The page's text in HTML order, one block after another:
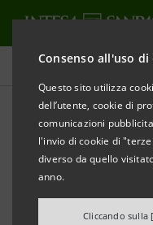
Consenso all'uso di
Questo sito utilizza
dell’utente, cookie di
comunicazioni
l'invio di cookie di
diverso da quello
anno.
Cliccando sulla
Comunicati stampa
STAMPA AGGIORNA
L’accordo
Spazio espositivo